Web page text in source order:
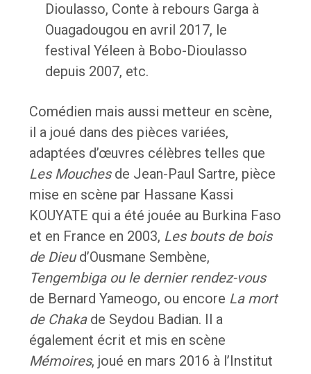
Dioulasso, Conte à rebours Garga à
Ouagadougou en avril 2017, le
festival Yéleen à Bobo-Dioulasso
depuis 2007, etc.
Comédien mais aussi metteur en scène,
il a joué dans des pièces variées,
adaptées d’œuvres célèbres telles que
Les Mouchesde Jean-Paul Sartre, pièce
mise en scène par Hassane Kassi
KOUYATE qui a été jouée au Burkina Faso
et en France en 2003, Les bouts de bois
de Dieu d’Ousmane Sembène,
Tengembiga ou le dernier rendez-vous
de Bernard Yameogo, ou encore La mort
de Chaka de Seydou Badian. Il a
également écrit et mis en scène
Mémoires, joué en mars 2016 à l’Institut